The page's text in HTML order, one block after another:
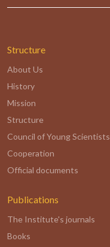
Structure
About Us
History
Mission
Structure
Council of Young Scientists
Cooperation
Official documents
Publications
The Institute's journals
Books